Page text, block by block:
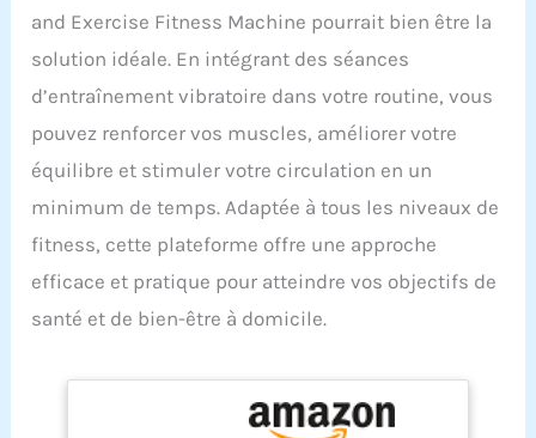
and Exercise Fitness Machine pourrait bien être la
solution idéale. En intégrant des séances
d’entraînement vibratoire dans votre routine, vous
pouvez renforcer vos muscles, améliorer votre
équilibre et stimuler votre circulation en un
minimum de temps. Adaptée à tous les niveaux de
fitness, cette plateforme offre une approche
efficace et pratique pour atteindre vos objectifs de
santé et de bien-être à domicile.